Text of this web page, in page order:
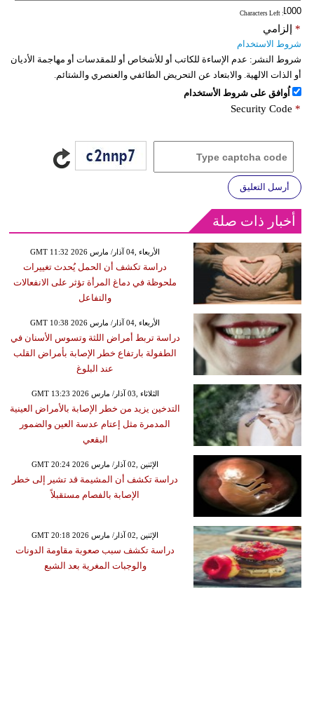
: Characters Left
إلزامي *
شروط الاستخدام
شروط النشر: عدم الإساءة للكاتب أو للأشخاص أو للمقدسات أو مهاجمة الأديان
أو الذات الالهية. والابتعاد عن التحريض الطائفي والعنصري والشتائم.
اُوافق على شروط الأستخدام
Security Code *
أرسل التعليق
أخبار ذات صلة
GMT 11:32 2026 الأربعاء ,04 آذار/ مارس
دراسة تكشف أن الحمل يُحدث تغييرات
ملحوظة في دماغ المرأة تؤثر على الانفعالات
والتفاعل
GMT 10:38 2026 الأربعاء ,04 آذار/ مارس
دراسة تربط أمراض اللثة وتسوس الأسنان في
الطفولة بارتفاع خطر الإصابة بأمراض القلب
عند البلوغ
GMT 13:23 2026 الثلاثاء ,03 آذار/ مارس
التدخين يزيد من خطر الإصابة بالأمراض العينية
المدمرة مثل إعتام عدسة العين والضمور
البقعي
GMT 20:24 2026 الإثنين ,02 آذار/ مارس
دراسة تكشف أن المشيمة قد تشير إلى خطر
الإصابة بالفصام مستقبلاً
GMT 20:18 2026 الإثنين ,02 آذار/ مارس
دراسة تكشف سبب صعوبة مقاومة الدونات
والوجبات المغرية بعد الشبع